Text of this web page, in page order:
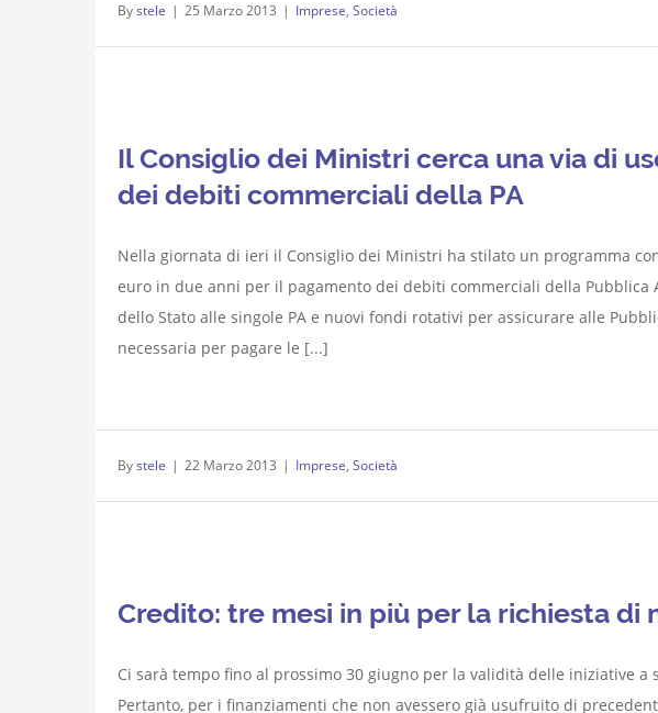
Bystele | 25 Marzo 2013 | Imprese, Società
Il Consiglio dei Ministri cerca una via di
dei debiti commerciali della PA
Nella giornata di ieri il Consiglio dei Ministri ha stilato un programma
euro in due anni per il pagamento dei debiti commerciali della Pubblica
dello Stato alle singole PA e nuovi fondi rotativi per assicurare alle
necessaria per pagare le [...]
Bystele | 22 Marzo 2013 | Imprese, Società
Credito: tre mesi in più per la richiesta di
Ci sarà tempo fino al prossimo 30 giugno per la validità delle iniziative
Pertanto, per i finanziamenti che non avessero già usufruito di